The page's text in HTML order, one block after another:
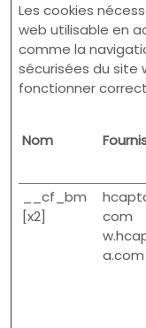
Les cookies
web utilisable en
comme la
sécurisées du site
fonctionner
Nom
__cf_bm
[x2]
com
a.com